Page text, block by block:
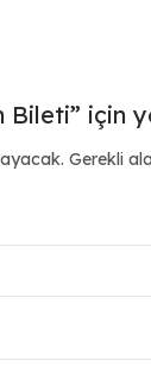
Bileti” için
Gerekli